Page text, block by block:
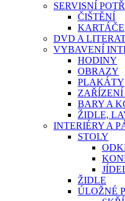
SERVISNÍ
ČIŠTĚNÍ
KARTÁČE
DVD A
VYBAVENÍ
HODINY
OBRAZY
PLAKÁTY
BARY A
ŽIDLE,
INTERIÉRY A
STOLY
ŽIDLE
ÚLOŽNÉ